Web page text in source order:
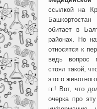
ссылкой на
обитает в
районах. Но
относятся к
ведь вопрос
стоял такой,
этого
гг.! Вот, что
очерка про